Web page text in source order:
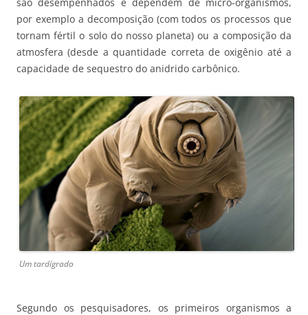
por exemplo a decomposição (com todos os processos que
tornam fértil o solo do nosso planeta) ou a composição da
atmosfera (desde a quantidade correta de oxigênio até a
capacidade de sequestro do anidrido carbônico.
Um tardígrado
Segundo os pesquisadores, os primeiros organismos a